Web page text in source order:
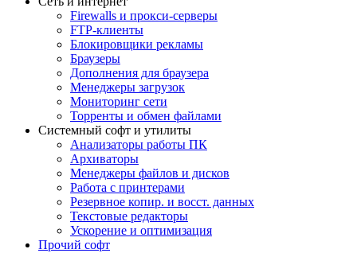
Firewalls и прокси-серверы
FTP-клиенты
Блокировщики рекламы
Браузеры
Дополнения для браузера
Менеджеры загрузок
Мониторинг сети
Торренты и обмен файлами
Системный софт и утилиты
Анализаторы работы ПК
Архиваторы
Менеджеры файлов и дисков
Работа с принтерами
Резервное копир. и восст. данных
Текстовые редакторы
Ускорение и оптимизация
Прочий софт